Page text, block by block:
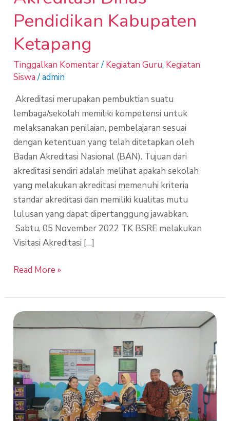
Pendidikan Kabupaten
Ketapang
Tinggalkan Komentar/ Kegiatan Guru, Kegiatan
Siswa /admin
Akreditasi merupakan pembuktian suatu
lembaga/sekolah memiliki kompetensi untuk
melaksanakan penilaian, pembelajaran sesuai
dengan ketentuan yang telah ditetapkan oleh
Badan Akreditasi Nasional (BAN). Tujuan dari
akreditasi sendiri adalah melihat apakah sekolah
yang melakukan akreditasi memenuhi kriteria
standar akreditasi dan memiliki kualitas mutu
lulusan yang dapat dipertanggung jawabkan.
Sabtu, 05 November 2022 TK BSRE melakukan
Visitasi Akreditasi […]
Read More »
Visitasi
Akreditasi
MSJE
oleh
Tim
Akreditasi
Dinas